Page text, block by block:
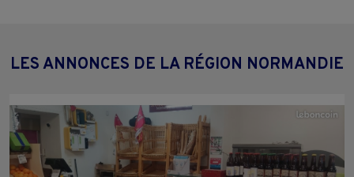
LES ANNONCES DE LA RÉGION NORMANDIE